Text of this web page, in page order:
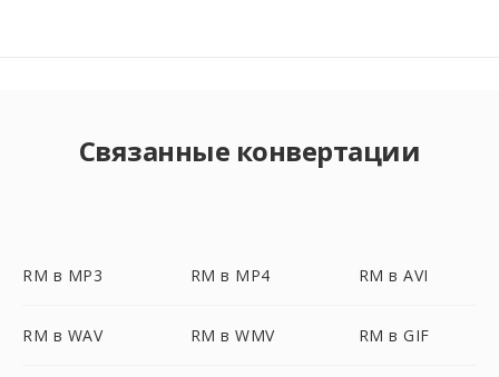
Связанные конвертации
RM в MP3 RM в MP4 RM в AVI
RM в WAV RM в WMV RM в GIF